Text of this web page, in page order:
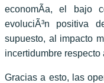
economÃ­a, el bajo
evoluciÃ³n positiva
supuesto, al impacto
incertidumbre respecto
Gracias a esto, las